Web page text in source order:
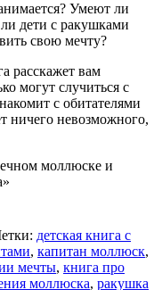
Умеют ли
дети с ракушками
свою мечту?
расскажет вам
могут случиться с
с обитателями
ничего невозможного,
моллюске и
детская книга с
, капитан моллюск,
мечты, книга про
моллюска, ракушка